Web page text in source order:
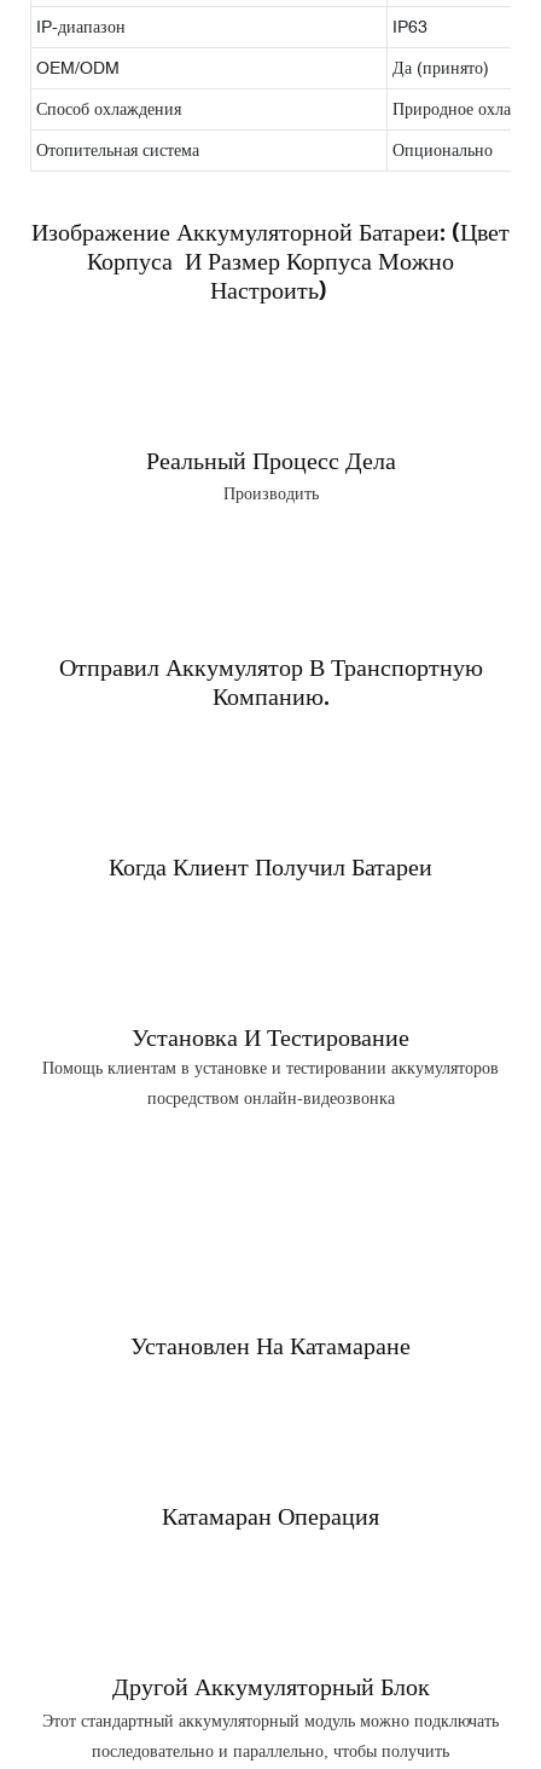
IP-диапазон IP63
OEM/ODM Да (принято)
Способ охлаждения Природное
Отопительная система Опционально
Изображение Аккумуляторной Батареи: (цвет
Корпуса И Размер Корпуса Можно
Настроить)
Реальный Процесс Дела
Производить
Отправил Аккумулятор В Транспортную
Компанию.
Когда Клиент Получил Батареи
Установка И Тестирование
Помощь клиентам в установке и тестировании аккумуляторов
посредством онлайн-видеозвонка
Установлен На Катамаране
Катамаран Операция
Другой Аккумуляторный Блок
Этот стандартный аккумуляторный модуль можно подключать
последовательно и параллельно, чтобы получить